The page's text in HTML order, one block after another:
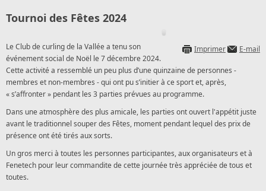
Tournoi des Fêtes 2024
Imprimer E-mail
Le Club de curling de la Vallée a tenu son
événement social de Noël le 7 décembre 2024.
Cette activité a ressemblé un peu plus d’une quinzaine de personnes -
membres et non-membres - qui ont pu s’initier à ce sport et, après,
« s’affronter » pendant les 3 parties prévues au programme.
Dans une atmosphère des plus amicale, les parties ont ouvert l'appétit juste
avant le traditionnel souper des Fêtes, moment pendant lequel des prix de
présence ont été tirés aux sorts.
Un gros merci à toutes les personnes participantes, aux organisateurs et à
Fenetech pour leur commandite de cette journée très appréciée de tous et
toutes.